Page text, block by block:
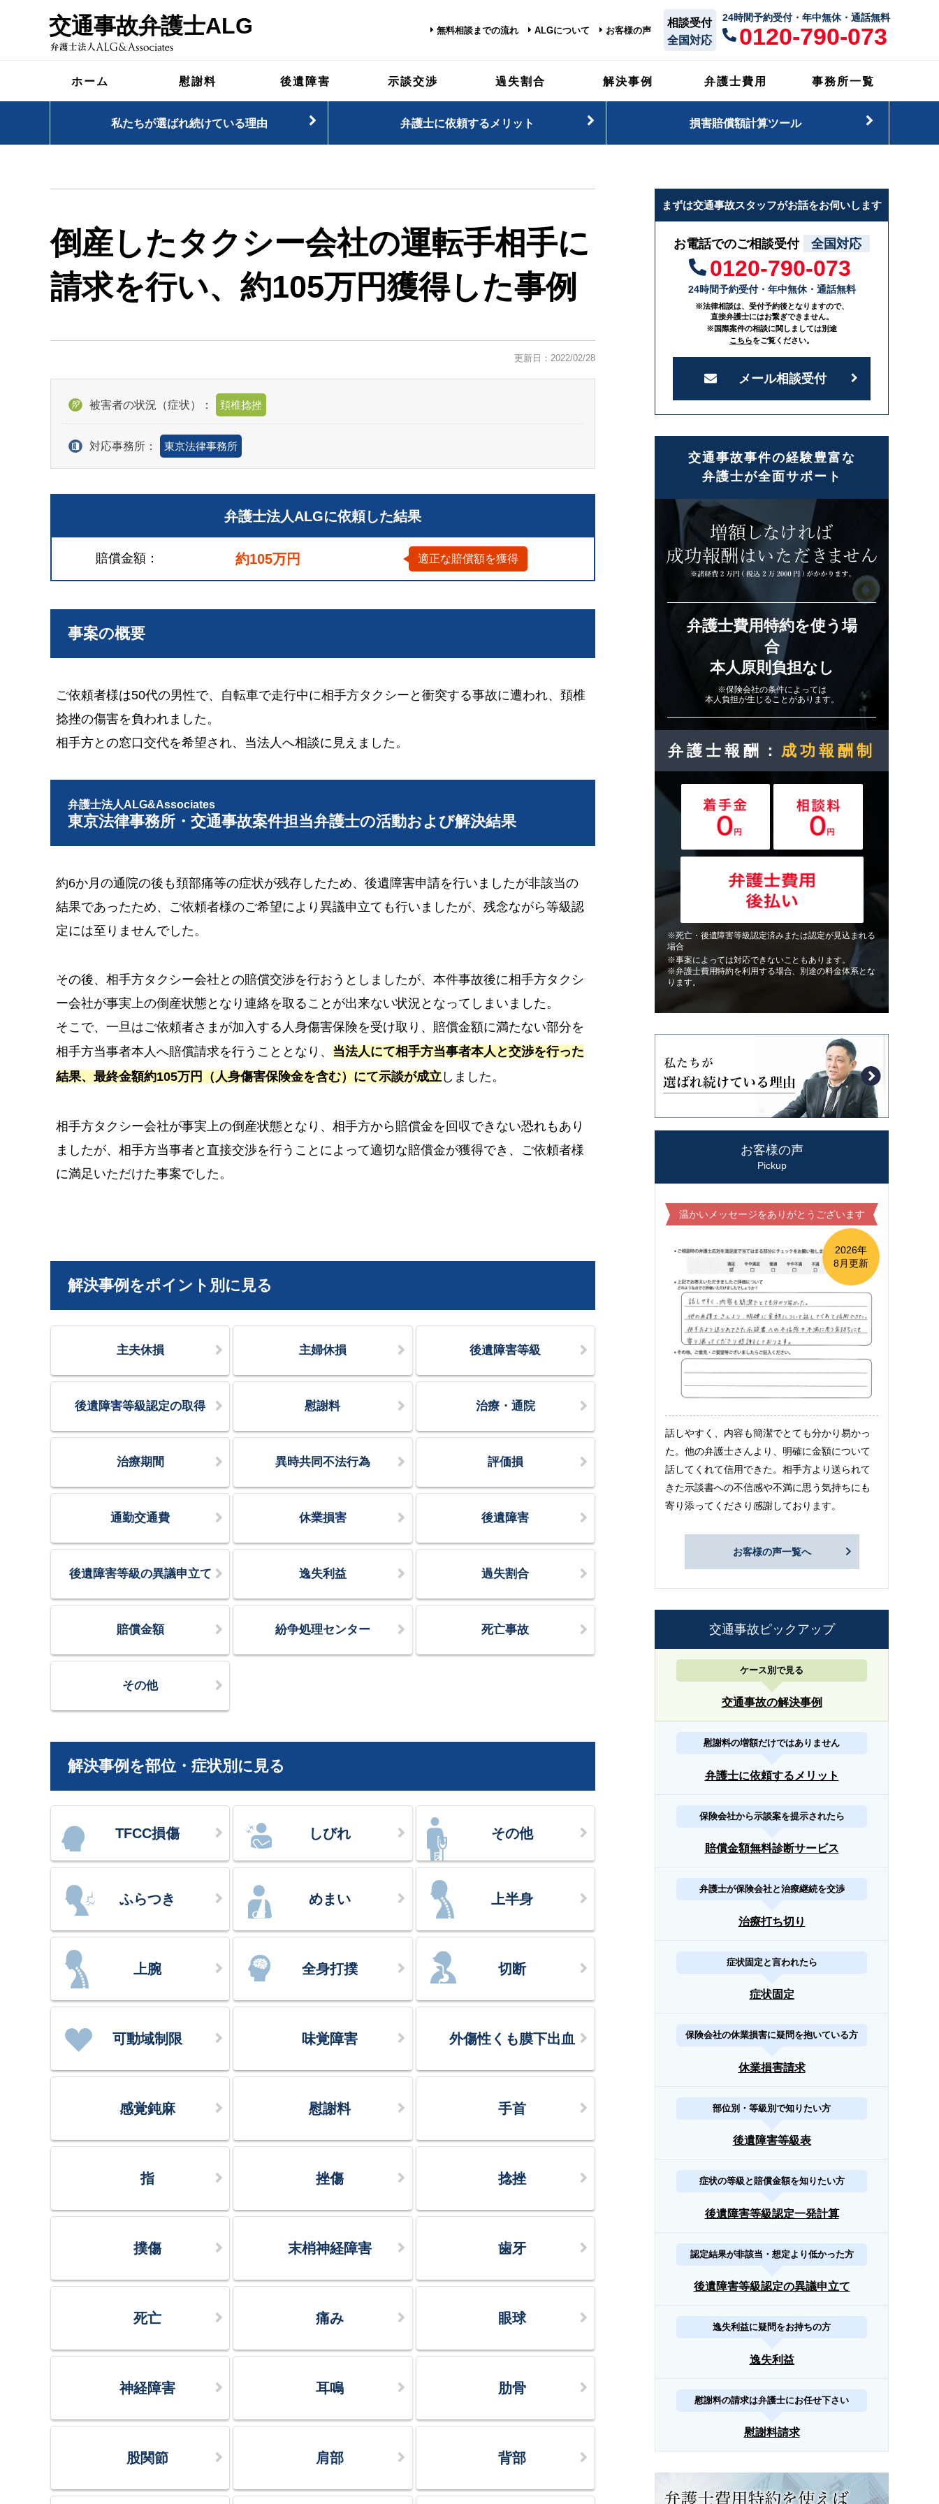
交通事故弁護士ALG 無料相談までの流れ ALGについて お客様の声
相談受付
全国対応
24時間予約受付・年中無休・通話無料
0120-790-073
ホーム 慰謝料 後遺障害 示談交渉 過失割合 解決事例 弁護士費用 事務所一覧
私たちが選ばれ続けている理由 弁護士に依頼するメリット 損害賠償額計算ツール
倒産したタクシー会社の運転手相手に
請求を行い、約105万円獲得した事例
更新日：2022/02/28
被害者の状況（症状）： 頚椎捻挫
対応事務所： 東京法律事務所
弁護士法人ALGに依頼した結果
賠償金額 約105万円 適正な賠償額を獲得
事案の概要
ご依頼者様は50代の男性で、自転車で走行中に相手方タクシーと衝突する事故に遭われ、頚椎
捻挫の傷害を負われました。
相手方との窓口交代を希望され、当法人へ相談に見えました。
弁護士法人ALG&Associates
東京法律事務所・交通事故案件担当弁護士の活動および解決結果
約6か月の通院の後も頚部痛等の症状が残存したため、後遺障害申請を行いましたが非該当の
結果であったため、ご依頼者様のご希望により異議申立ても行いましたが、残念ながら等級認
定には至りませんでした。
その後、相手方タクシー会社との賠償交渉を行おうとしましたが、本件事故後に相手方タクシ
ー会社が事実上の倒産状態となり連絡を取ることが出来ない状況となってしまいました。
そこで、一旦はご依頼者さまが加入する人身傷害保険を受け取り、賠償金額に満たない部分を
相手方当事者本人へ賠償請求を行うこととなり、 当法人にて相手方当事者本人と交渉を行った
結果、最終金額約105万円（人身傷害保険金を含む）にて示談が成立 しました。
相手方タクシー会社が事実上の倒産状態となり、相手方から賠償金を回収できない恐れもあり
ましたが、相手方当事者と直接交渉を行うことによって適切な賠償金が獲得でき、ご依頼者様
に満足いただけた事案でした。
解決事例をポイント別に見る
主夫休損 主婦休損 後遺障害等級
後遺障害等級認定の取得 慰謝料 治療・通院
治療期間 異時共同不法行為 評価損
通勤交通費 休業損害 後遺障害
後遺障害等級の異議申立て 逸失利益 過失割合
賠償金額 紛争処理センター 死亡事故
その他
解決事例を部位・症状別に見る
TFCC損傷 しびれ その他
ふらつき めまい 上半身
上腕 全身打撲 切断
可動域制限 味覚障害 外傷性くも膜下出血
感覚鈍麻 慰謝料 手首
指 挫傷 捻挫
撲傷 末梢神経障害 歯牙
死亡 痛み 眼球
神経障害 耳鳴 肋骨
股関節 肩部 背部
まずは交通事故スタッフがお話をお伺いします
お電話でのご相談受付 全国対応
0120-790-073
24時間予約受付・年中無休・通話無料
※法律相談は、受付予約後となりますので、
直接弁護士にはお繋ぎできません。
※国際案件の相談に関しましては別途
こちらをご覧ください。
メール相談受付
交通事故事件の経験豊富な
弁護士が全面サポート
弁護士費用特約を使う場
合
本人原則負担なし
※保険会社の条件によっては
本人負担が生じることがあります。
弁護士報酬： 成功報酬制
※死亡・後遺障害等級認定済みまたは認定が見込まれる
場合
※事案によっては対応できないこともあります。
※弁護士費用特約を利用する場合、別途の料金体系とな
ります。
お客様の声
Pickup
温かいメッセージをありがとうございます
2026年
8月更新
話しやすく、内容も簡潔でとても分かり易かっ
た。他の弁護士さんより、明確に金額について
話してくれて信用できた。相手方より送られて
きた示談書への不信感や不満に思う気持ちにも
寄り添ってくださり感謝しております。
お客様の声一覧へ
交通事故ピックアップ
ケース別で見る
交通事故の解決事例
慰謝料の増額だけではありません
弁護士に依頼するメリット
保険会社から示談案を提示されたら
賠償金額無料診断サービス
弁護士が保険会社と治療継続を交渉
治療打ち切り
症状固定と言われたら
症状固定
保険会社の休業損害に疑問を抱いている方
休業損害請求
部位別・等級別で知りたい方
後遺障害等級表
症状の等級と賠償金額を知りたい方
後遺障害等級認定一発計算
認定結果が非該当・想定より低かった方
後遺障害等級認定の異議申立て
逸失利益に疑問をお持ちの方
逸失利益
慰謝料の請求は弁護士にお任せ下さい
慰謝料請求